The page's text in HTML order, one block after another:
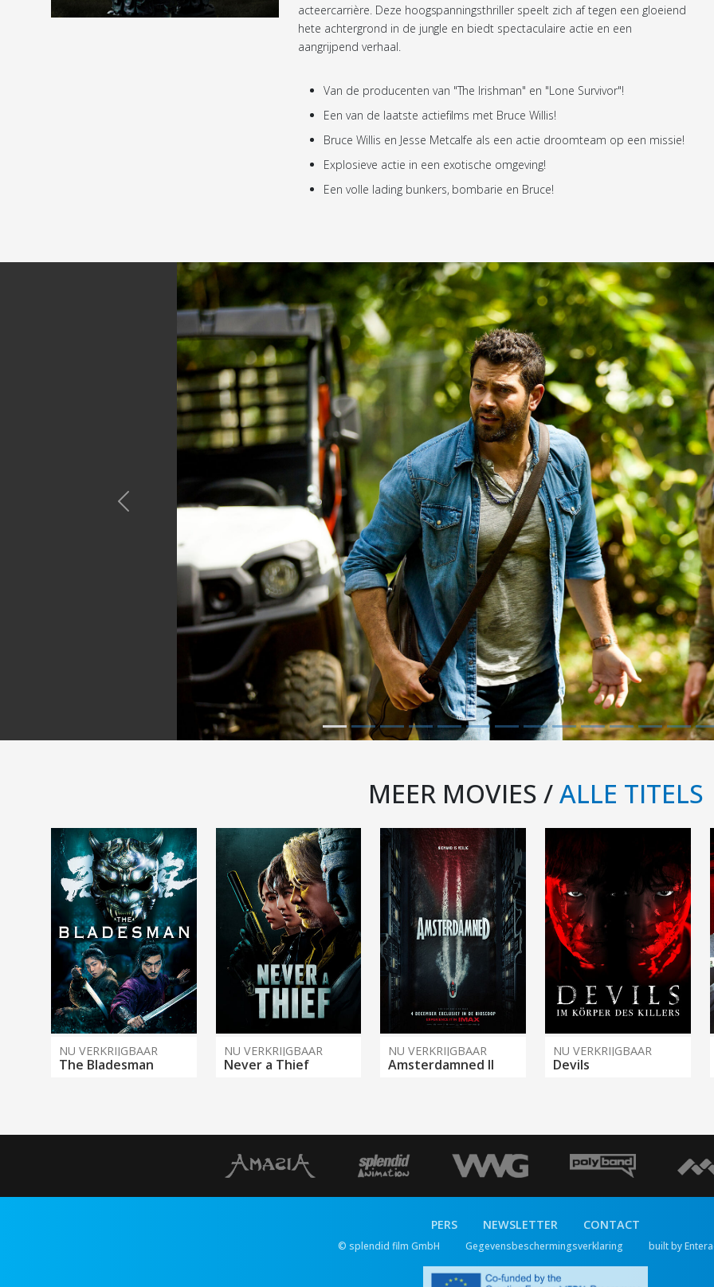
acteercarrière. Deze hoogspanningsthriller speelt zich af tegen een gloeiend
hete achtergrond in de jungle en biedt spectaculaire actie en een
aangrijpend verhaal.
Van de producenten van "The Irishman" en "Lone Survivor"!
Een van de laatste actiefilms met Bruce Willis!
Bruce Willis en Jesse Metcalfe als een actie droomteam op een missie!
Explosieve actie in een exotische omgeving!
Een volle lading bunkers, bombarie en Bruce!
Previous
MEER MOVIES /ALLE TITELS
NU VERKRIJGBAAR
The Bladesman
NU VERKRIJGBAAR
Never a Thief
NU VERKRIJGBAAR
Amsterdamned II
NU VERKRIJGBAAR
Devils
PERS NEWSLETTER CONTACT
© splendid film GmbH Gegevensbeschermingsverklaring built by